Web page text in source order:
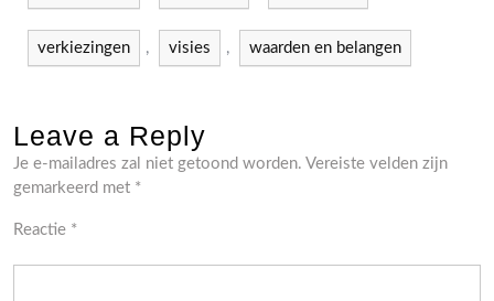
verkiezingen , visies , waarden en belangen
Leave a Reply
Je e-mailadres zal niet getoond worden. Vereiste velden zijn
gemarkeerd met *
Reactie *